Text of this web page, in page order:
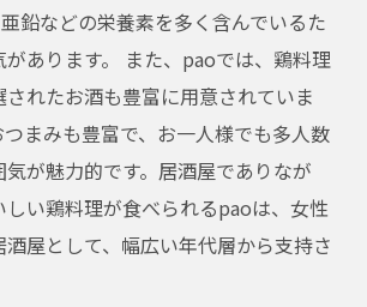
鉛などの栄養素を多く含んでいるた
あります。 また、paoでは、鶏料理
れたお酒も豊富に用意されていま
まみも豊富で、お一人様でも多人数
が魅力的です。居酒屋でありなが
しい鶏料理が食べられるpaoは、女性
屋として、幅広い年代層から支持さ